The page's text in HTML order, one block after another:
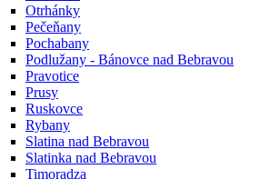
Otrhánky
Pečeňany
Pochabany
Podlužany - Bánovce nad Bebravou
Pravotice
Prusy
Ruskovce
Rybany
Slatina nad Bebravou
Slatinka nad Bebravou
Timoradza